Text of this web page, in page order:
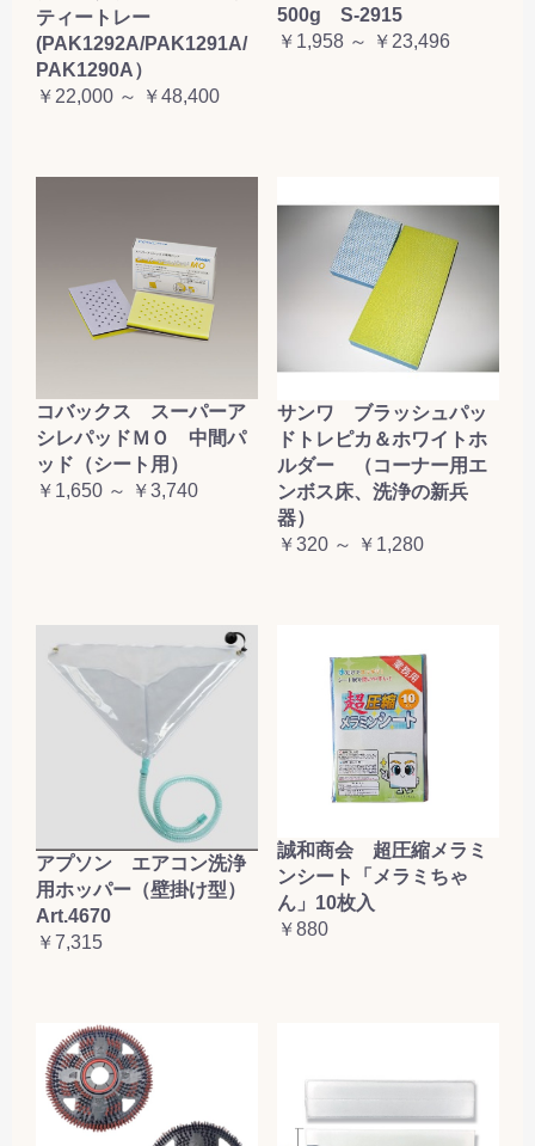
ティートレー
(PAK1292A/PAK1291A/
PAK1290A）
￥22,000 ～ ￥48,400
500g S-2915
￥1,958 ～ ￥23,496
コバックス スーパーア
シレパッドＭＯ 中間パ
ッド（シート用）
￥1,650 ～ ￥3,740
サンワ ブラッシュパッ
ドトレピカ＆ホワイトホ
ルダー （コーナー用エ
ンボス床、洗浄の新兵
器）
￥320 ～ ￥1,280
アプソン エアコン洗浄
用ホッパー（壁掛け型）
Art.4670
￥7,315
誠和商会 超圧縮メラミ
ンシート「メラミちゃ
ん」10枚入
￥880